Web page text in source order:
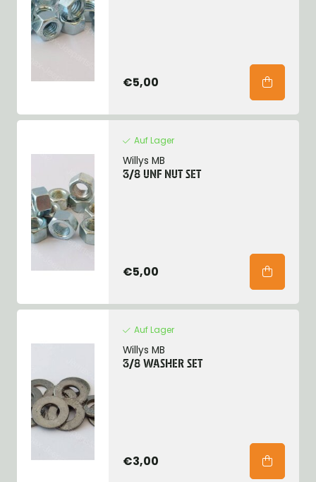
€5,00
Auf Lager
Willys MB
3/8 UNF NUT SET
€5,00
Auf Lager
Willys MB
3/8 WASHER SET
€3,00